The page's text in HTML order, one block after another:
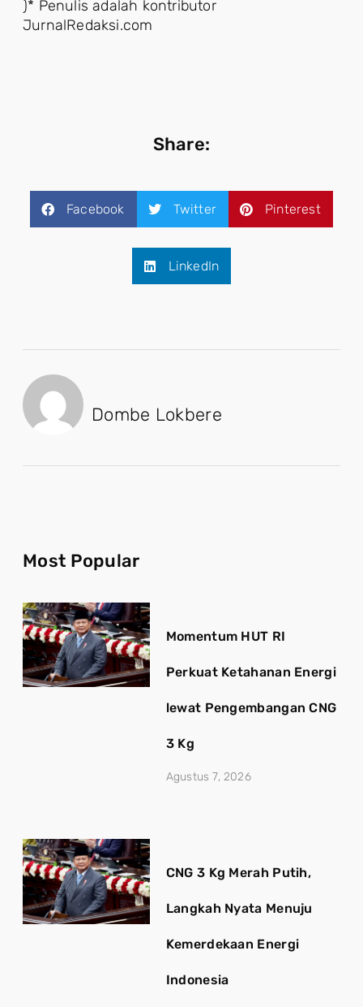
)* Penulis adalah kontributor
JurnalRedaksi.com
Share:
Facebook Twitter Pinterest
LinkedIn
Dombe Lokbere
Most Popular
Momentum HUT RI
Perkuat Ketahanan Energi
lewat Pengembangan CNG
3 Kg
Agustus 7, 2026
CNG 3 Kg Merah Putih,
Langkah Nyata Menuju
Kemerdekaan Energi
Indonesia